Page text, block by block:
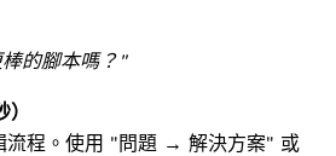
的腳本嗎？"
流程。使用 "問題 → 解決方案" 或